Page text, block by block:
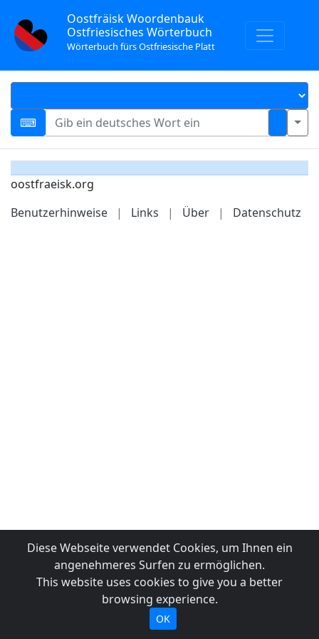
Oostfräisk Woordenbauk
Ostfriesisches Wörterbuch
Wörterbuch fürs Ostfriesische Platt
oostfraeisk.org
Benutzerhinweise
| Links | Über | Datenschutz
Diese Webseite verwendet Cookies, um Ihnen ein
angenehmeres Surfen zu ermöglichen.
This website uses cookies to give you a better
browsing experience.
OK